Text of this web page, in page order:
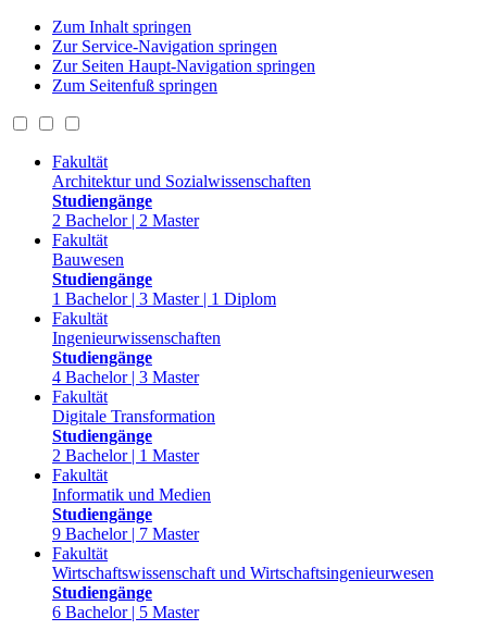
Zum Inhalt springen
Zur Service-Navigation springen
Zur Seiten Haupt-Navigation springen
Zum Seitenfuß springen
Fakultät
Architektur und Sozialwissenschaften
Studiengänge
2 Bachelor | 2 Master
Fakultät
Bauwesen
Studiengänge
1 Bachelor | 3 Master | 1 Diplom
Fakultät
Ingenieurwissenschaften
Studiengänge
4 Bachelor | 3 Master
Fakultät
Digitale Transformation
Studiengänge
2 Bachelor | 1 Master
Fakultät
Informatik und Medien
Studiengänge
9 Bachelor | 7 Master
Fakultät
Wirtschaftswissenschaft und Wirtschaftsingenieurwesen
Studiengänge
6 Bachelor | 5 Master